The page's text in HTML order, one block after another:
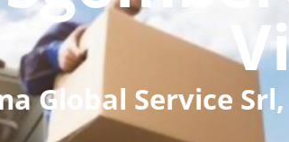
Global Service